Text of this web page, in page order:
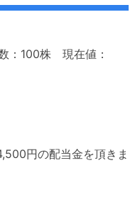
：100株 現在値：
円の配当金を頂きま